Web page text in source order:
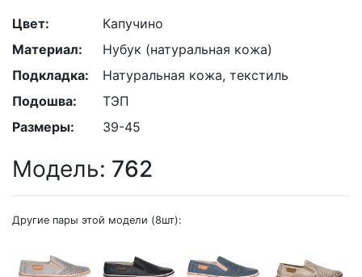
Цвет:
Капучино
Материал:
Нубук (натуральная кожа)
Подкладка:
Натуральная кожа, текстиль
Подошва:
ТЭП
Размеры:
39-45
Модель: 762
Другие пары этой модели (8шт):